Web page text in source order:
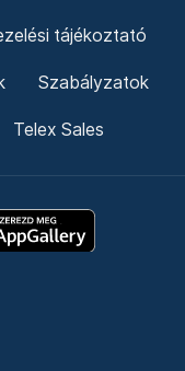
tájékoztató
Szabályzatok
Telex Sales